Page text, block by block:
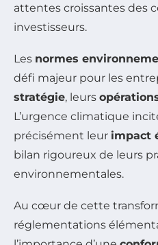
attentes croissantes des
investisseurs.
Les normes
défi majeur pour les
stratégie, leurs
L’urgence climatique
précisément leur impact
bilan rigoureux de leurs
environnementales.
Au cœur de cette
réglementations